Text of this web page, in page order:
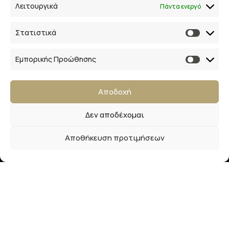
Λειτουργικά Πάντα ενεργό
Στατιστικά
Εμπορικής Προώθησης
Αποδοχή
Δεν αποδέχομαι
Αποθήκευση προτιμήσεων
μοναδικά προνόμια, εκπτώσεις και πολλά δώρα!